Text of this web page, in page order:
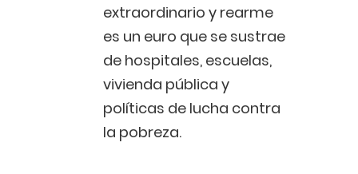
extraordinario y rearme
es un euro que se sustrae
de hospitales, escuelas,
vivienda pública y
políticas de lucha contra
la pobreza.